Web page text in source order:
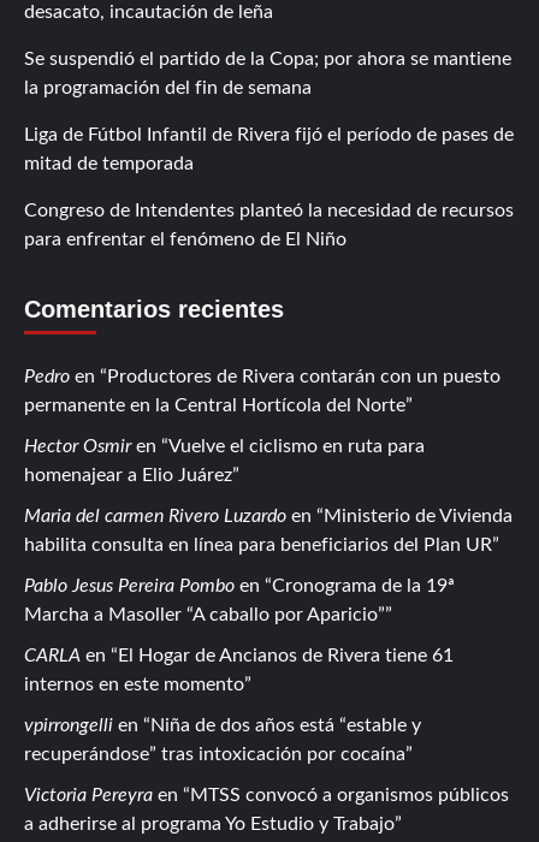
desacato, incautación de leña
Se suspendió el partido de la Copa; por ahora se mantiene
la programación del fin de semana
Liga de Fútbol Infantil de Rivera fijó el período de pases de
mitad de temporada
Congreso de Intendentes planteó la necesidad de recursos
para enfrentar el fenómeno de El Niño
Comentarios recientes
Pedro en
Productores de Rivera contarán con un puesto
permanente en la Central Hortícola del Norte
Hector Osmiren
Vuelve el ciclismo en ruta para
homenajear a Elio Juárez
Maria del carmen Rivero Luzardo en
Ministerio de Vivienda
habilita consulta en línea para beneficiarios del Plan UR
Pablo Jesus Pereira Pombo en
Cronograma de la 19ª
Marcha a Masoller “A caballo por Aparicio”
CARLA en
El Hogar de Ancianos de Rivera tiene 61
internos en este momento
vpirrongelli en
Niña de dos años está “estable y
recuperándose” tras intoxicación por cocaína
Victoria Pereyra en
MTSS convocó a organismos públicos
a adherirse al programa Yo Estudio y Trabajo